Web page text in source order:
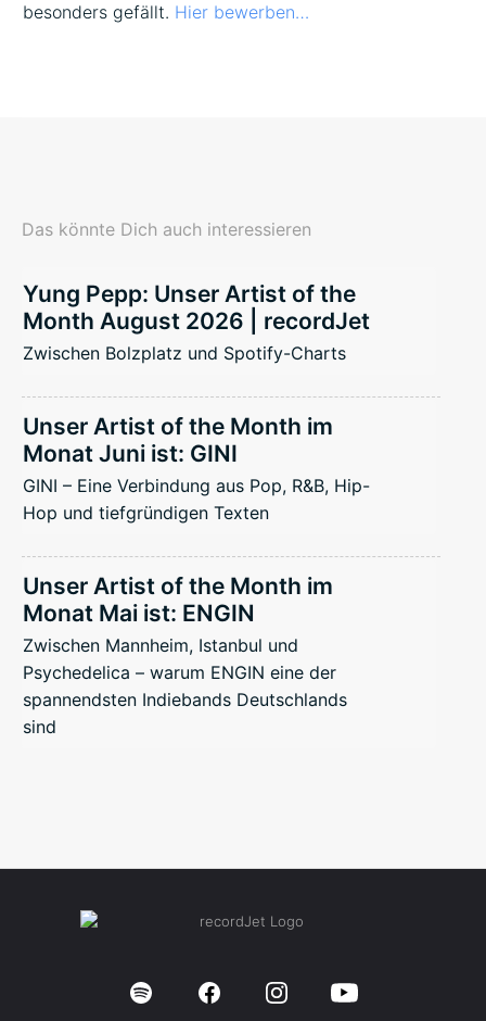
besonders gefällt. Hier bewerben…
Das könnte Dich auch interessieren
Yung Pepp: Unser Artist of the
Month August 2026 | recordJet
Zwischen Bolzplatz und Spotify-Charts
Unser Artist of the Month im
Monat Juni ist: GINI
GINI – Eine Verbindung aus Pop, R&B, Hip-
Hop und tiefgründigen Texten
Unser Artist of the Month im
Monat Mai ist: ENGIN
Zwischen Mannheim, Istanbul und
Psychedelica – warum ENGIN eine der
spannendsten Indiebands Deutschlands
sind